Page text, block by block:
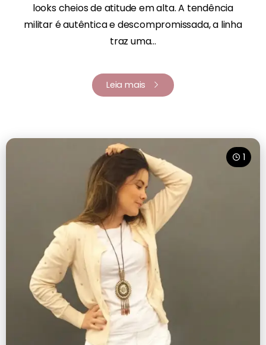
looks cheios de atitude em alta. A tendência
militar é autêntica e descompromissada, a linha
traz uma...
Leia mais
1